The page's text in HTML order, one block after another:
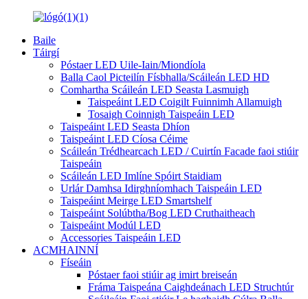
Baile
Táirgí
Póstaer LED Uile-Iain/Miondíola
Balla Caol Picteilín Físbhalla/Scáileán LED HD
Comhartha Scáileán LED Seasta Lasmuigh
Taispeáint LED Coigilt Fuinnimh Allamuigh
Tosaigh Coinnigh Taispeáin LED
Taispeáint LED Seasta Dhíon
Taispeáint LED Cíosa Céime
Scáileán Trédhearcach LED / Cuirtín Facade faoi stiúir
Taispeáin
Scáileán LED Imlíne Spóirt Staidiam
Urlár Damhsa Idirghníomhach Taispeáin LED
Taispeáint Meirge LED Smartshelf
Taispeáint Solúbtha/Bog LED Cruthaitheach
Taispeáint Modúl LED
Accessories Taispeáin LED
ACMHAINNÍ
Físeáin
Póstaer faoi stiúir ag imirt breiseán
Fráma Taispeána Caighdeánach LED Struchtúr